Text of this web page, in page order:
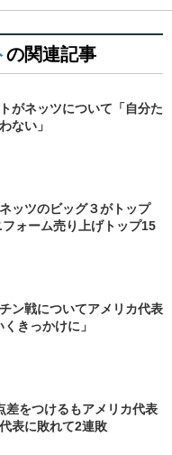
の関連記事
がネッツについて「自分た
ない」
ッツのビッグ３がトップ
ォーム売り上げトップ15
ン戦についてアメリカ代表
きっかけに」
差をつけるもアメリカ代表
表に敗れて2連敗